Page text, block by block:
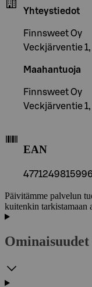
Yhteystiedot
Finnsweet Oy
Veckjärventie
Maahantuoja
Finnsweet Oy
Veckjärventie
EAN
4771249815996
Päivitämme palvelun
kuitenkin tarkistamaan
Ominaisuudet